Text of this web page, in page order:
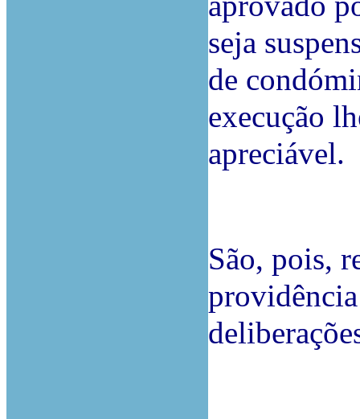
seja
de
execução
apreciável.
São, pois,
providência